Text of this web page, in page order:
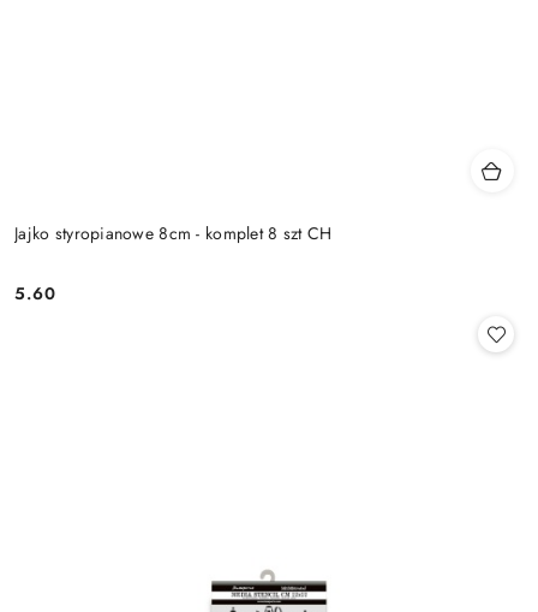
Jajko styropianowe 8cm - komplet 8 szt CH
Cena:
5.60